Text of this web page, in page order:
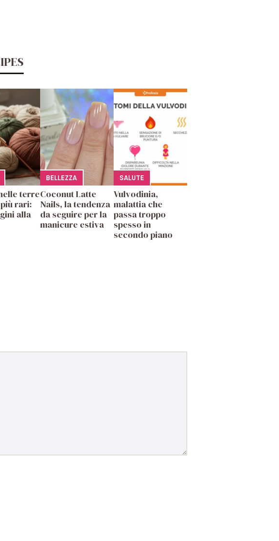
terre
rari:
alla
BELLEZZA
Coconut Latte
Nails, la tendenza
da seguire per la
manicure estiva
SALUTE
Vulvodinia,
malattia che
passa troppo
spesso in
secondo piano